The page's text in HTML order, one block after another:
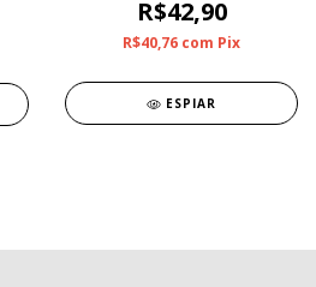
R$42,90
R$40,76 com Pix
ESPIAR